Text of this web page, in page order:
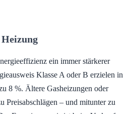
ein immer stärkerer
Klasse A oder B erzielen in
8 %. Ältere Gasheizungen oder
Preisabschlägen – und mitunter zu